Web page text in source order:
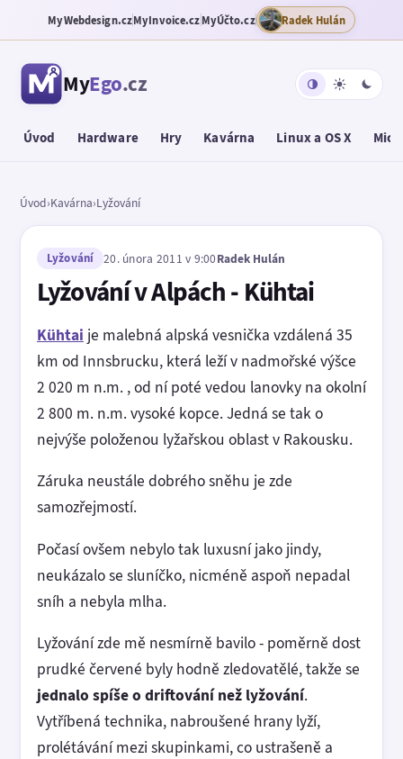
MyWebdesign.czMyInvoice.czMyÚčto.cz Radek Hulán
MyEgo.cz
Úvod Hardware Hry Kavárna Linux a OS X
Úvod›Kavárna›Lyžování
Lyžování 20. února 2011 v 9:00Radek Hulán
Lyžování v Alpách - Kühtai
Kühtai je malebná alpská vesnička vzdálená 35
km od Innsbrucku, která leží v nadmořské výšce
2 020 m n.m. , od ní poté vedou lanovky na okolní
2 800 m. n.m. vysoké kopce. Jedná se tak o
nejvýše položenou lyžařskou oblast v Rakousku.
Záruka neustále dobrého sněhu je zde
samozřejmostí.
Počasí ovšem nebylo tak luxusní jako jindy,
neukázalo se sluníčko, nicméně aspoň nepadal
sníh a nebyla mlha.
Lyžování zde mě nesmírně bavilo - poměrně dost
prudké červené byly hodně zledovatělé, takže se
jednalo spíše o driftování než lyžování.
Vytříbená technika, nabroušené hrany lyží,
prolétávání mezi skupinkami, co ustrašeně a